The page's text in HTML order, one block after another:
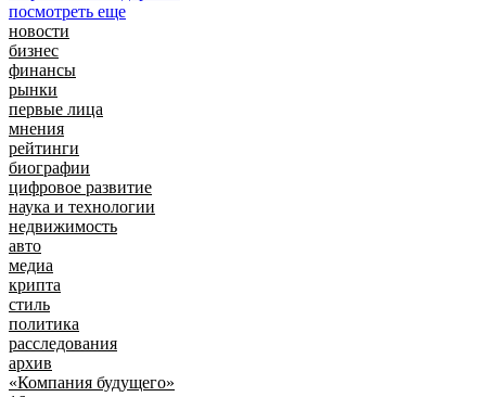
посмотреть еще
новости
бизнес
финансы
рынки
первые лица
мнения
рейтинги
биографии
цифровое развитие
наука и технологии
недвижимость
авто
медиа
крипта
стиль
политика
расследования
архив
«Компания будущего»